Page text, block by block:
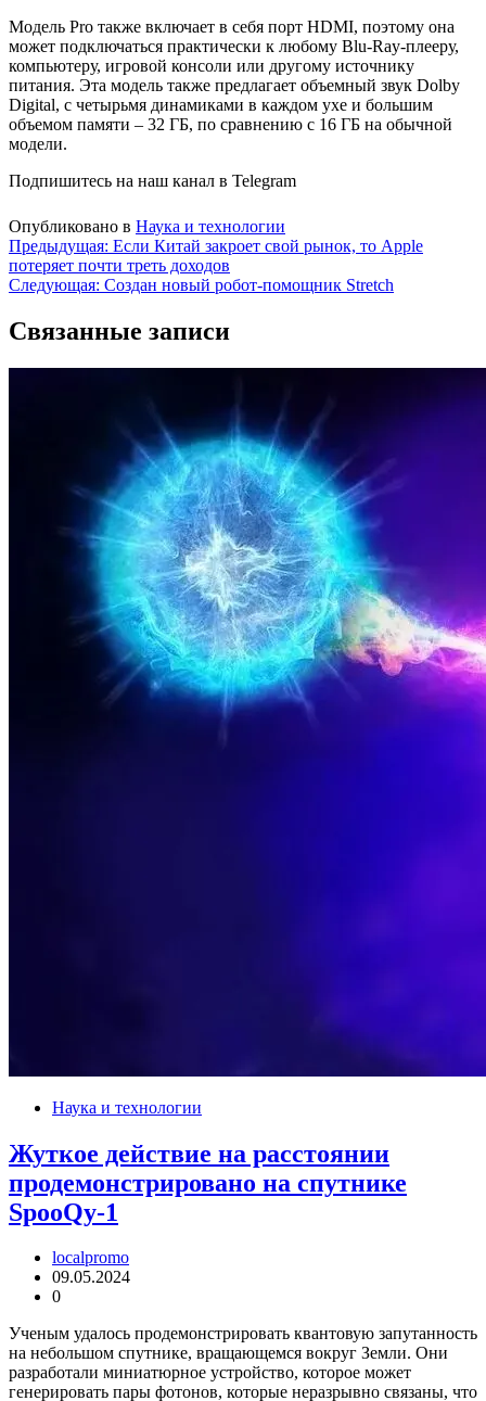
Модель Pro также включает в себя порт HDMI, поэтому она
может подключаться практически к любому Blu-Ray-плееру,
компьютеру, игровой консоли или другому источнику
питания. Эта модель также предлагает объемный звук Dolby
Digital, с четырьмя динамиками в каждом ухе и большим
объемом памяти – 32 ГБ, по сравнению с 16 ГБ на обычной
модели.
Подпишитесь на наш канал в Telegram
Опубликовано в Наука и технологии
Навигация
по
Предыдущая: Если Китай закроет свой рынок, то Apple
потеряет почти треть доходов
Следующая: Создан новый робот-помощник Stretch
Связанные записи
Наука и технологии
Жуткое действие на расстоянии
продемонстрировано на спутнике
SpooQy-1
localpromo
09.05.2024
0
Ученым удалось продемонстрировать квантовую запутанность
на небольшом спутнике, вращающемся вокруг Земли. Они
разработали миниатюрное устройство, которое может
генерировать пары фотонов, которые неразрывно связаны, что